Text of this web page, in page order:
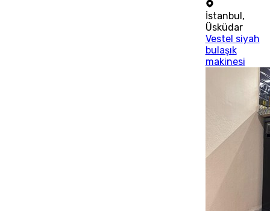
İstanbul,
Üsküdar
Vestel siyah
bulaşık
makinesi